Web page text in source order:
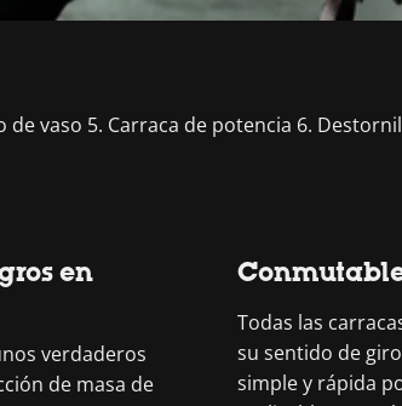
vaso 5. Carraca de potencia 6.
en
verdaderos
de masa de
Todas las
su sentido de
simple y rápida